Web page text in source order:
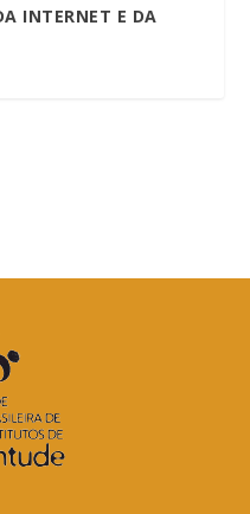
INTERNET E DA